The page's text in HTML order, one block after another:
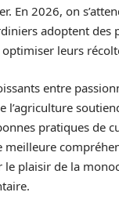
En 2026, on
adoptent des
leurs
entre
l’agriculture
pratiques de
meilleure
plaisir de la